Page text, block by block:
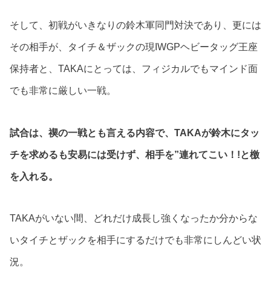
そして、初戦がいきなりの鈴木軍同門対決であり、更には
その相手が、タイチ＆ザックの現IWGPヘビータッグ王座
保持者と、TAKAにとっては、フィジカルでもマインド面
でも非常に厳しい一戦。
試合は、禊の一戦とも言える内容で、TAKAが鈴木にタッ
チを求めるも安易には受けず、相手を”連れてこい！!と檄
を入れる。
TAKAがいない間、どれだけ成長し強くなったか分からな
いタイチとザックを相手にするだけでも非常にしんどい状
況。